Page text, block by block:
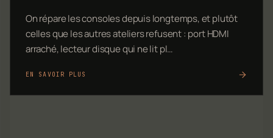
On répare les consoles depuis longtemps, et plutôt
celles que les autres ateliers refusent : port HDMI
arraché, lecteur disque qui ne lit pl…
EN SAVOIR PLUS